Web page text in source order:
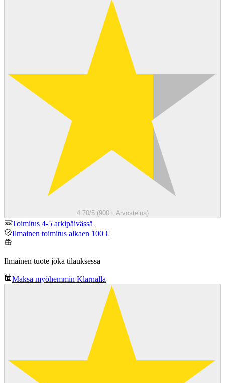
4.70/5 (900+ Arvostelua)
Toimitus 4-5 arkipäivässä
Ilmainen toimitus alkaen 100 €
Ilmainen tuote joka tilauksessa
Maksa myöhemmin Klarnalla